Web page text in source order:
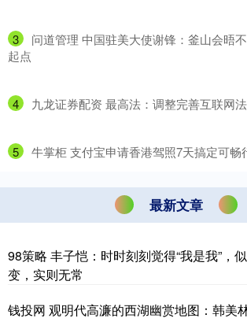
3
问道管理 中国驻美大使谢锋：釜山会晤
起点
4 九龙证券配资 最高法：调整完善互联网
5 牛掌柜 支付宝申请香港驾照7天搞定可畅
最新文章
98策略 丰子恺：时时刻刻觉得“我是我”，
变，实则无常
钱投网 观明代高濂的西湖幽赏地图：韩美